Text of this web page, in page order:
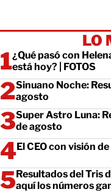
LO
¿Qué pasó con
está hoy? | FOTOS
Sinuano Noche:
agosto
Super Astro Luna:
de agosto
El CEO con visión
Resultados del Tris
aquí los números